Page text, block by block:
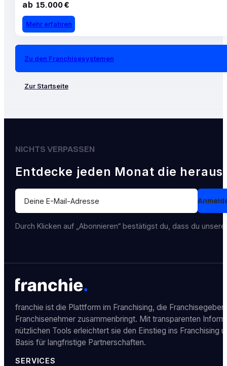
ab 15.000 €
Mehr erfahren
Zu den Franchisesystemen
Zur Startseite
NICHTS VERPASSEN
Entdecke jeden Monat die
Section
Durch Klicken auf „Abonnieren“ bestätigst du, dass du
franchie ist die Plattform im Franchising, die Franchisegeber
Franchisenehmer zusammenbringt. Mit transparenten
nützlichen Tools erleichtert sie den Einstieg ins Franchising
Basis für langfristige Partnerschaften.
SERVICES